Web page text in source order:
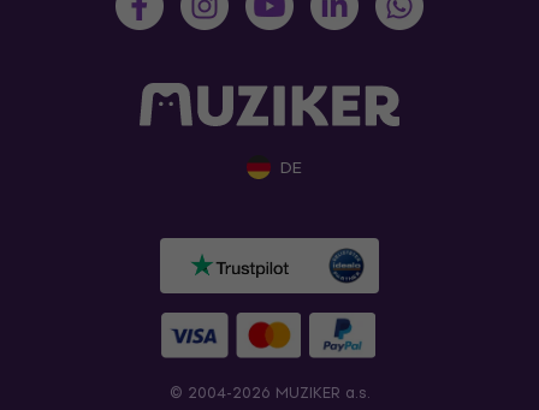
DE
© 2004-2026 MUZIKER a.s.